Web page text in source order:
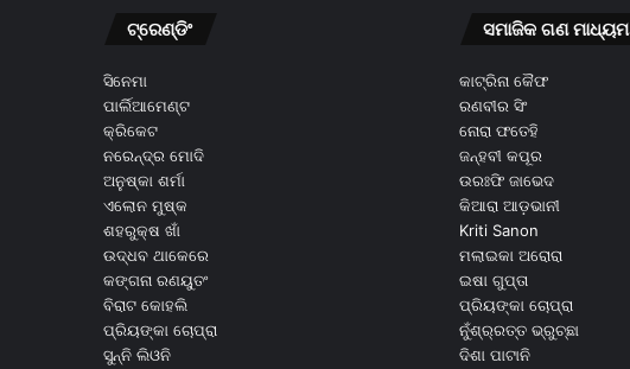
ଟ୍ରେଣ୍ଡିଂ
ସିନେମା
ପାର୍ଲିଆମେଣ୍ଟ
କ୍ରିକେଟ
ନରେନ୍ଦ୍ର ମୋଦି
ଅନୁଷ୍କା ଶର୍ମା
ଏଲୋନ ମୁଷ୍କ
ଶହରୁକ୍ଷ ଖାଁ
ଉଦ୍ଧବ ଥାକେରେ
କଙ୍ଗନା ରଣୟୁତଂ
ବିରାଟ କୋହଲି
ପ୍ରିୟଙ୍କା ଚୋପ୍ରା
ସୁନ୍ନି ଲିଓନି
ସମାଜିକ ଗଣ ମାଧ୍ୟମ
କାଟ୍ରିନା କୈଫ
ରଣବୀର ସିଂ
ନୋରା ଫତେହି
ଜନ୍ହବୀ କପୂର
ଉରଃଫି ଜାଭେଦ
କିଆରା ଆଡ଼ଭାନୀ
Kriti Sanon
ମଲାଇକା ଅରୋରା
ଇଷା ଗୁପ୍ତା
ପ୍ରିୟଙ୍କା ଚୋପ୍ରା
ନୁଁଶ୍ର୍ରତ୍ତ ଭ୍ରୁଚ୍ଛା
ଦିଶା ପାଟାନି